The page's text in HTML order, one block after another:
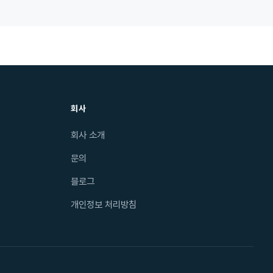
회사
회사 소개
문의
블로그
개인정보 처리방침